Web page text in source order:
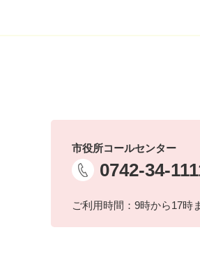
市役所コールセンター
0742-34-
ご利用時間：9時から17時